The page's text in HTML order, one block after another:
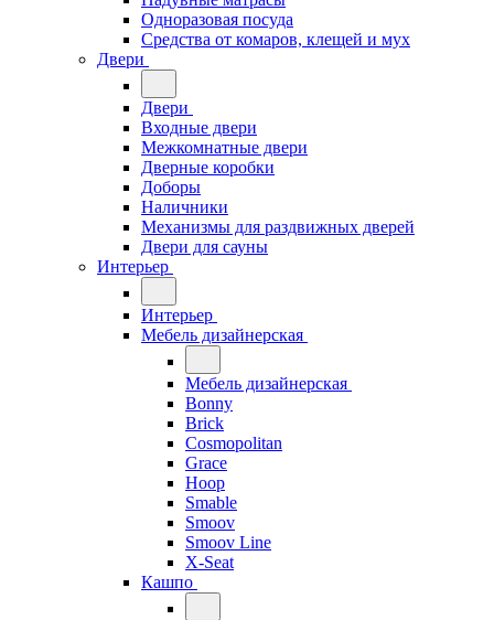
Одноразовая посуда
Средства от комаров, клещей и мух
Двери
Двери
Входные двери
Межкомнатные двери
Дверные коробки
Доборы
Наличники
Механизмы для раздвижных дверей
Двери для сауны
Интерьер
Интерьер
Мебель дизайнерская
Мебель дизайнерская
Bonny
Brick
Cosmopolitan
Grace
Hoop
Smable
Smoov
Smoov Line
X-Seat
Кашпо